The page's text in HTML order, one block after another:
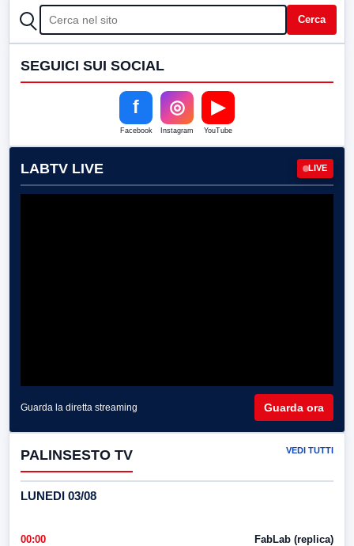
CERCA Cerca
SEGUICI SUI SOCIAL
f
Facebook
◎
Instagram
▶
YouTube
LABTV LIVE LIVE
Guarda la diretta streaming Guarda ora
PALINSESTO TV VEDI TUTTI
LUNEDI 03/08
00:00 FabLab (replica)